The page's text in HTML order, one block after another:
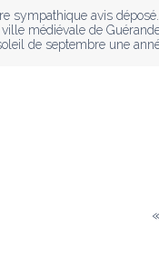
sympathique avis
médiévale de
de septembre une